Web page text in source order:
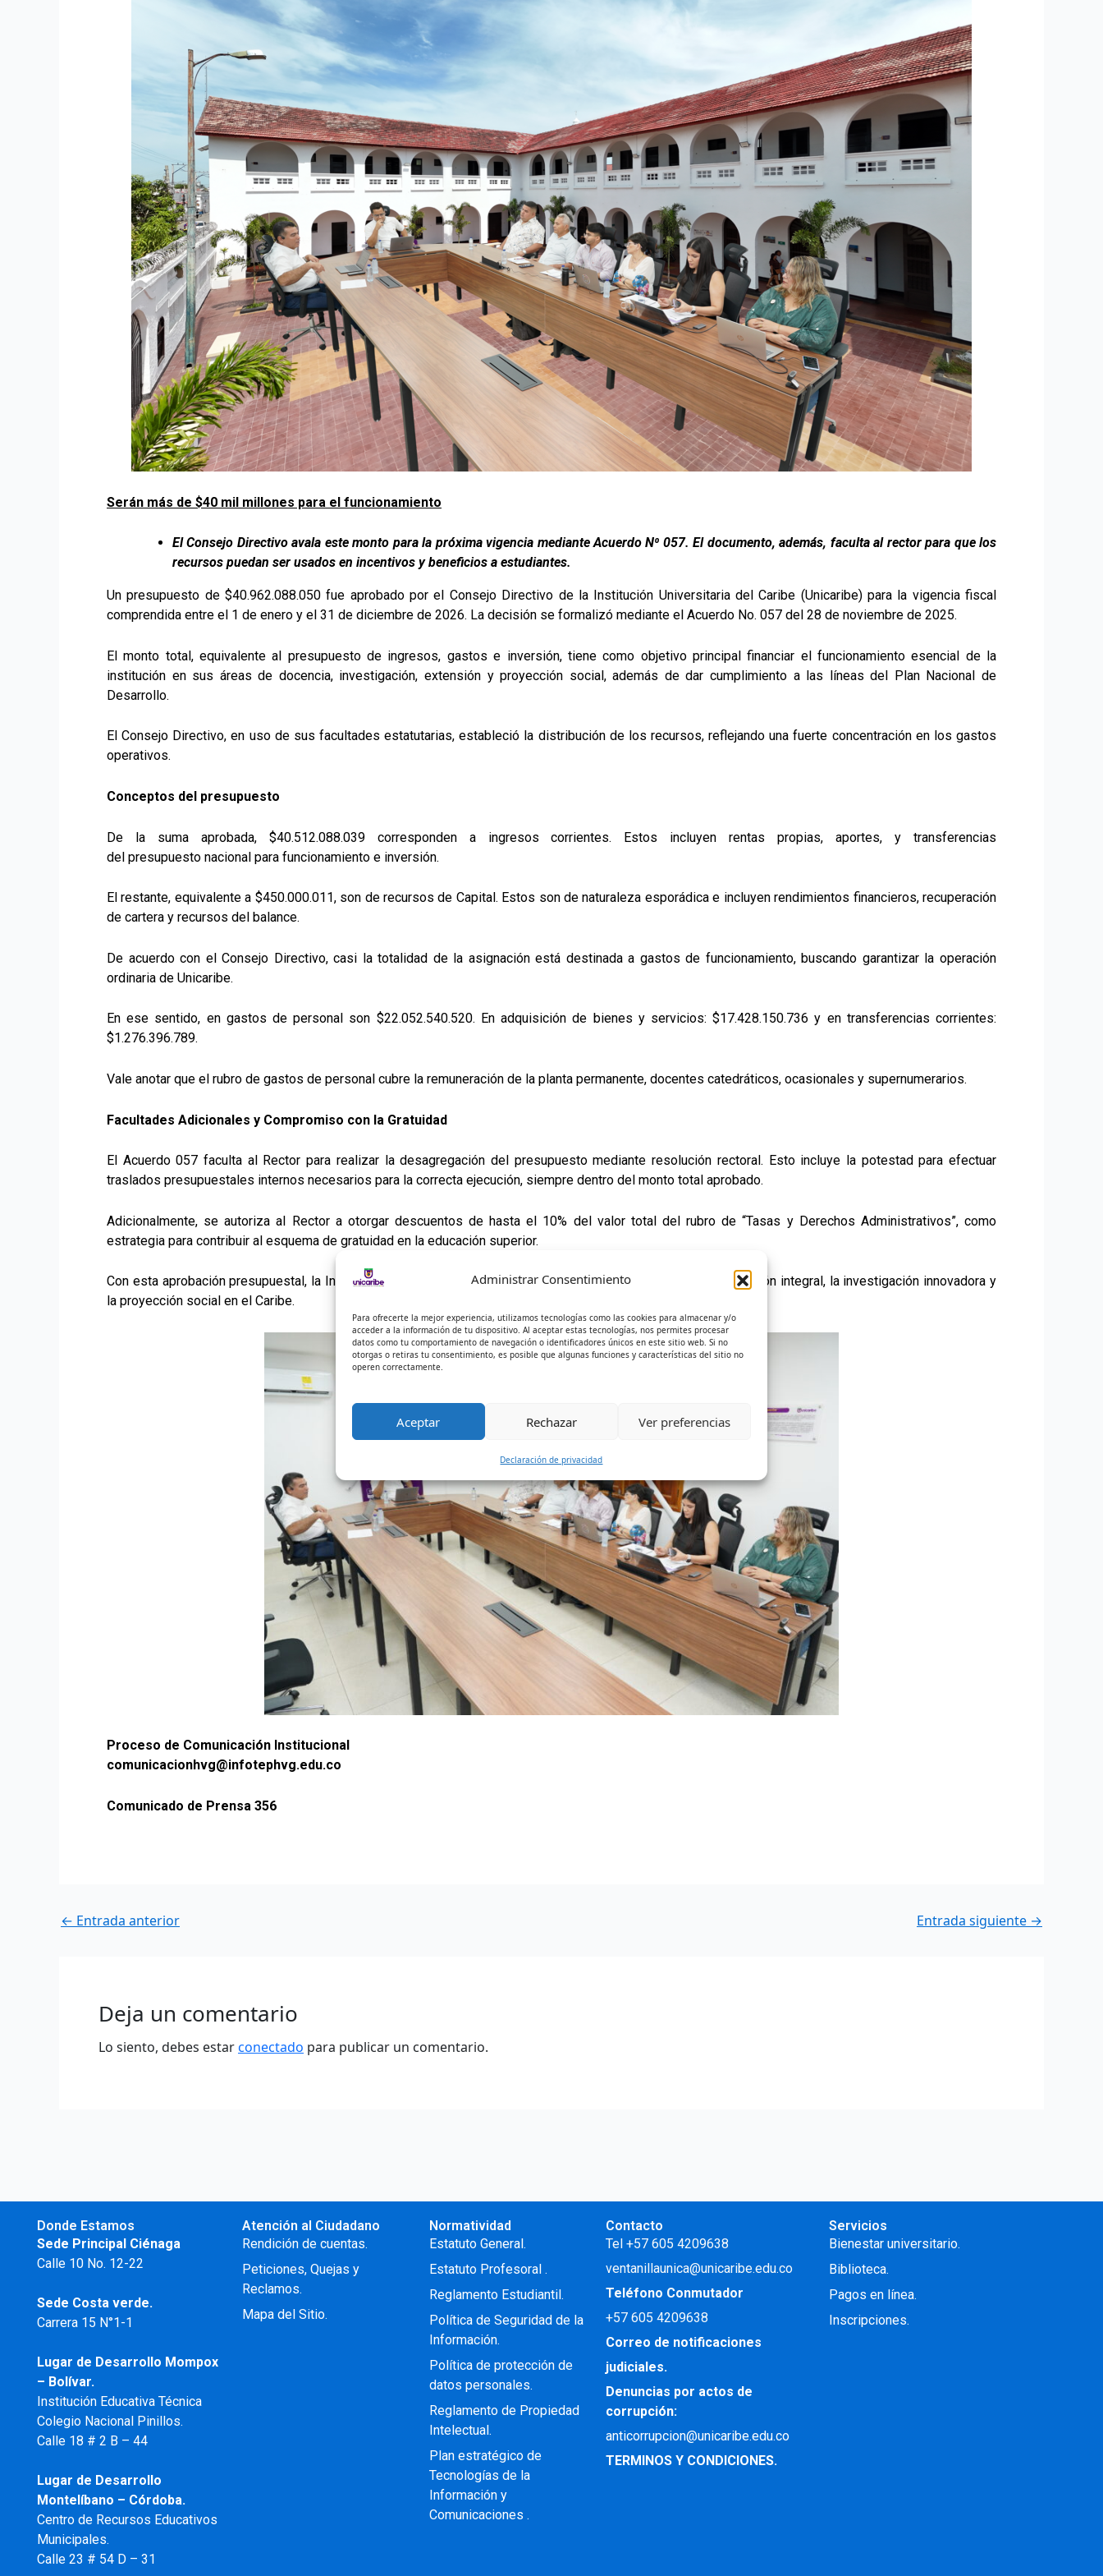
Administrar Consentimiento
Para ofrecerte la mejor experiencia, utilizamos tecnologías como las cookies para almacenar y/o
acceder a la información de tu dispositivo. Al aceptar estas tecnologías, nos permites procesar
datos como tu comportamiento de navegación o identificadores únicos en este sitio web. Si no
otorgas o retiras tu consentimiento, es posible que algunas funciones y características del sitio no
operen correctamente.
Aceptar Rechazar Ver preferencias
Declaración de privacidad
Serán más de $40 mil millones para el funcionamiento
El Consejo Directivo avala este monto para la próxima vigencia mediante Acuerdo N⁰ 057. El documento, además, faculta al rector para que los
recursos puedan ser usados en incentivos y beneficios a estudiantes.
Un presupuesto de $40.962.088.050 fue aprobado por el Consejo Directivo de la Institución Universitaria del Caribe (Unicaribe) para la vigencia fiscal
comprendida entre el 1 de enero y el 31 de diciembre de 2026. La decisión se formalizó mediante el Acuerdo No. 057 del 28 de noviembre de 2025.
El monto total, equivalente al presupuesto de ingresos, gastos e inversión, tiene como objetivo principal financiar el funcionamiento esencial de la
institución en sus áreas de docencia, investigación, extensión y proyección social, además de dar cumplimiento a las líneas del Plan Nacional de
Desarrollo.
El Consejo Directivo, en uso de sus facultades estatutarias, estableció la distribución de los recursos, reflejando una fuerte concentración en los gastos
operativos.
Conceptos del presupuesto
De la suma aprobada, $40.512.088.039 corresponden a ingresos corrientes. Estos incluyen rentas propias, aportes, y transferencias
del presupuesto nacional para funcionamiento e inversión.
El restante, equivalente a $450.000.011, son de recursos de Capital. Estos son de naturaleza esporádica e incluyen rendimientos financieros, recuperación
de cartera y recursos del balance.
De acuerdo con el Consejo Directivo, casi la totalidad de la asignación está destinada a gastos de funcionamiento, buscando garantizar la operación
ordinaria de Unicaribe.
En ese sentido, en gastos de personal son $22.052.540.520. En adquisición de bienes y servicios: $17.428.150.736 y en transferencias corrientes:
$1.276.396.789.
Vale anotar que el rubro de gastos de personal cubre la remuneración de la planta permanente, docentes catedráticos, ocasionales y supernumerarios.
Facultades Adicionales y Compromiso con la Gratuidad
El Acuerdo 057 faculta al Rector para realizar la desagregación del presupuesto mediante resolución rectoral. Esto incluye la potestad para efectuar
traslados presupuestales internos necesarios para la correcta ejecución, siempre dentro del monto total aprobado.
Adicionalmente, se autoriza al Rector a otorgar descuentos de hasta el 10% del valor total del rubro de “Tasas y Derechos Administrativos”, como
estrategia para contribuir al esquema de gratuidad en la educación superior.
Con esta aprobación presupuestal, la Institución Universitaria del Caribe consolida su compromiso con la formación integral, la investigación innovadora y
la proyección social en el Caribe.
Proceso de Comunicación Institucional
comunicacionhvg@infotephvg.edu.co
Comunicado de Prensa 356
← Entrada anterior Entrada siguiente →
Deja un comentario
Lo siento, debes estarconectado para publicar un comentario.
Donde Estamos
Sede Principal Ciénaga
Calle 10 No. 12-22
Sede Costa verde.
Carrera 15 N°1-1
Lugar de Desarrollo Mompox
– Bolívar.
Institución Educativa Técnica
Colegio Nacional Pinillos.
Calle 18 # 2 B – 44
Lugar de Desarrollo
Montelíbano – Córdoba.
Centro de Recursos Educativos
Municipales.
Calle 23 # 54 D – 31
Atención al Ciudadano
Rendición de cuentas.
Peticiones, Quejas y
Reclamos.
Mapa del Sitio.
Normatividad
Estatuto General.
Estatuto Profesoral .
Reglamento Estudiantil.
Política de Seguridad de la
Información.
Política de protección de
datos personales.
Reglamento de Propiedad
Intelectual .
Plan estratégico de
Tecnologías de la
Información y
Comunicaciones .
Contacto
Tel +57 605 4209638
ventanillaunica@unicaribe.edu.co
Teléfono Conmutador
+57605 4209638
Correo de notificaciones
judiciales.
Denuncias por actos de
corrupción:
anticorrupcion@unicaribe.edu.co
TERMINOS Y CONDICIONES.
Servicios
Bienestar universitario.
Biblioteca.
Pagos en línea.
Inscripciones.